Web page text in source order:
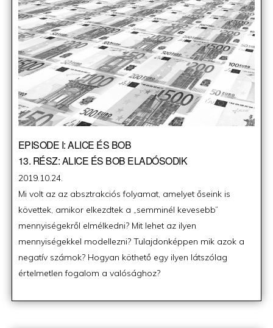
EPISODE I: ALICE ÉS BOB
13. RÉSZ: ALICE ÉS BOB ELADÓSODIK
Posted
on
2019.10.24.
Mi volt az az absztrakciós folyamat, amelyet őseink is
követtek, amikor elkezdtek a „semminél kevesebb”
mennyiségekről elmélkedni? Mit lehet az ilyen
mennyiségekkel modellezni? Tulajdonképpen mik azok a
negatív számok? Hogyan köthető egy ilyen látszólag
értelmetlen fogalom a valósághoz?